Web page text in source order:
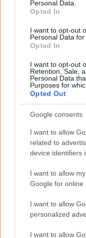
Personal Data.
Opted In
I want to opt-out
Personal Data for
Opted In
I want to opt-out
Retention, Sale,
Personal Data
Purposes for
Opted Out
Google consents
I want to allow
related to
device identifiers
I want to allow
Google for online
I want to allow
personalized
I want to allow
FÓKUSZ #
MEGRÁZÓ
Népszerű